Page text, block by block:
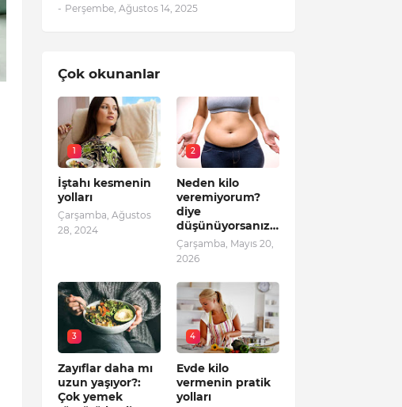
- Perşembe, Ağustos 14, 2025
Çok okunanlar
1
İştahı kesmenin
yolları
Çarşamba, Ağustos
28, 2024
2
Neden kilo
veremiyorum?
diye
düşünüyorsanız…
Çarşamba, Mayıs 20,
2026
3
Zayıflar daha mı
uzun yaşıyor?:
Çok yemek
4
Evde kilo
vermenin pratik
yolları